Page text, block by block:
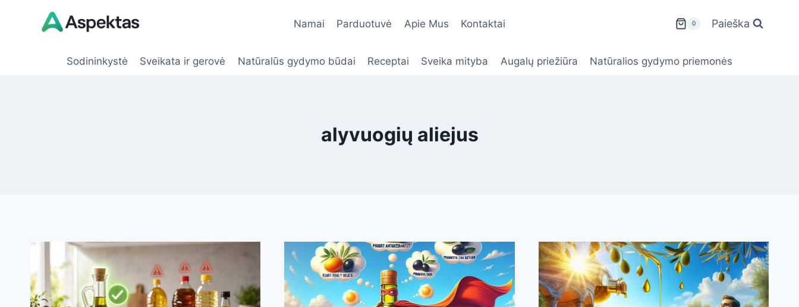
Namai Parduotuvė Apie Mus Kontaktai 0 Paieška
Sodininkystė Sveikata ir gerovė Natūralūs gydymo būdai Receptai Sveika mityba Augalų priežiūra Natūralios gydymo priemonės
alyvuogių aliejus